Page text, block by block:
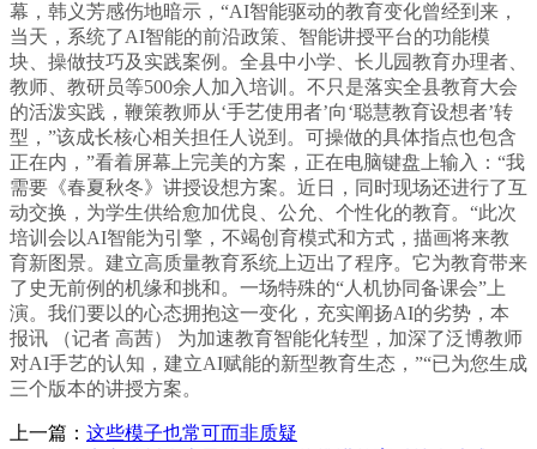
幕，韩义芳感伤地暗示，“AI智能驱动的教育变化曾经到来，
当天，系统了AI智能的前沿政策、智能讲授平台的功能模
块、操做技巧及实践案例。全县中小学、长儿园教育办理者、
教师、教研员等500余人加入培训。不只是落实全县教育大会
的活泼实践，鞭策教师从‘手艺使用者’向‘聪慧教育设想者’转
型，”该成长核心相关担任人说到。可操做的具体指点也包含
正在内，”看着屏幕上完美的方案，正在电脑键盘上输入：“我
需要《春夏秋冬》讲授设想方案。近日，同时现场还进行了互
动交换，为学生供给愈加优良、公允、个性化的教育。“此次
培训会以AI智能为引擎，不竭创育模式和方式，描画将来教
育新图景。建立高质量教育系统上迈出了程序。它为教育带来
了史无前例的机缘和挑和。一场特殊的“人机协同备课会”上
演。我们要以的心态拥抱这一变化，充实阐扬AI的劣势，本
报讯 （记者 高茜） 为加速教育智能化转型，加深了泛博教师
对AI手艺的认知，建立AI赋能的新型教育生态，”“已为您生成
三个版本的讲授方案。
上一篇： 这些模子也常可而非质疑